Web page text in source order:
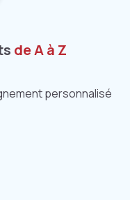
de A à Z
personnalisé